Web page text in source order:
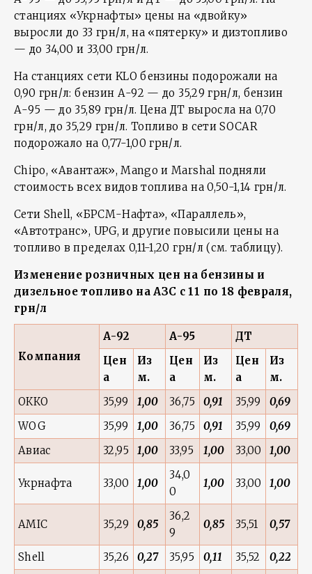
станциях «Укрнафты» цены на «двойку»
выросли до 33 грн/л, на «пятерку» и дизтопливо
— до 34,00 и 33,00 грн/л.
На станциях сети KLO бензины подорожали на
0,90 грн/л: бензин А-92 — до 35,29 грн/л, бензин
А-95 — до 35,89 грн/л. Цена ДТ выросла на 0,70
грн/л, до 35,29 грн/л. Топливо в сети SOCAR
подорожало на 0,77-1,00 грн/л.
Chipo, «Авантаж», Mango и Marshal подняли
стоимость всех видов топлива на 0,50-1,14 грн/л.
Сети Shell, «БРСМ-Нафта», «Параллель»,
«Автотранс», UPG, и другие повысили цены на
топливо в пределах 0,11-1,20 грн/л (см. таблицу).
Изменение розничных цен на бензины и
дизельное топливо на АЗС с 11 по 18 февраля,
грн/л
Компания
А-92 А-95
ДТ
Цен
а
Из
м.
Цен
а
Из
м.
Цен
а
Из
м.
ОККО
35,99 1,00 36,75 0,91 35,99
0,69
WOG
35,99 1,00 36,75 0,91 35,99
0,69
Авиас
32,95 1,00 33,95 1,00 33,00 1,00
Укрнафта 33,00 1,00
34,0
0
1,00 33,00 1,00
AMIC 35,29 0,85
36,2
9
0,85 35,51 0,57
Shell 35,26 0,27 35,95 0,11 35,52 0,22